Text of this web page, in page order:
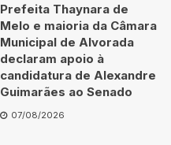
Prefeita Thaynara de
Melo e maioria da Câmara
Municipal de Alvorada
declaram apoio à
candidatura de Alexandre
Guimarães ao Senado
07/08/2026